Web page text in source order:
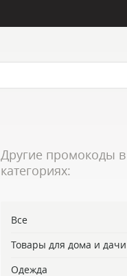
Другие промокоды в
категориях:
Все
Товары для дома и дачи
Одежда